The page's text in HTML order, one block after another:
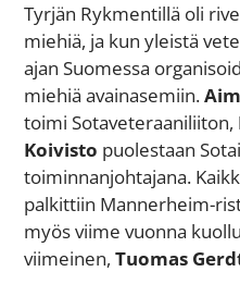
Tyrjän Rykmentillä oli
miehiä, ja kun yleistä
ajan Suomessa
miehiä avainasemiin.
toimi Sotaveteraaniliiton,
Koivisto puolestaan
toiminnanjohtajana.
palkittiin Mannerheim-
myös viime vuonna
viimeinen,Tuomas